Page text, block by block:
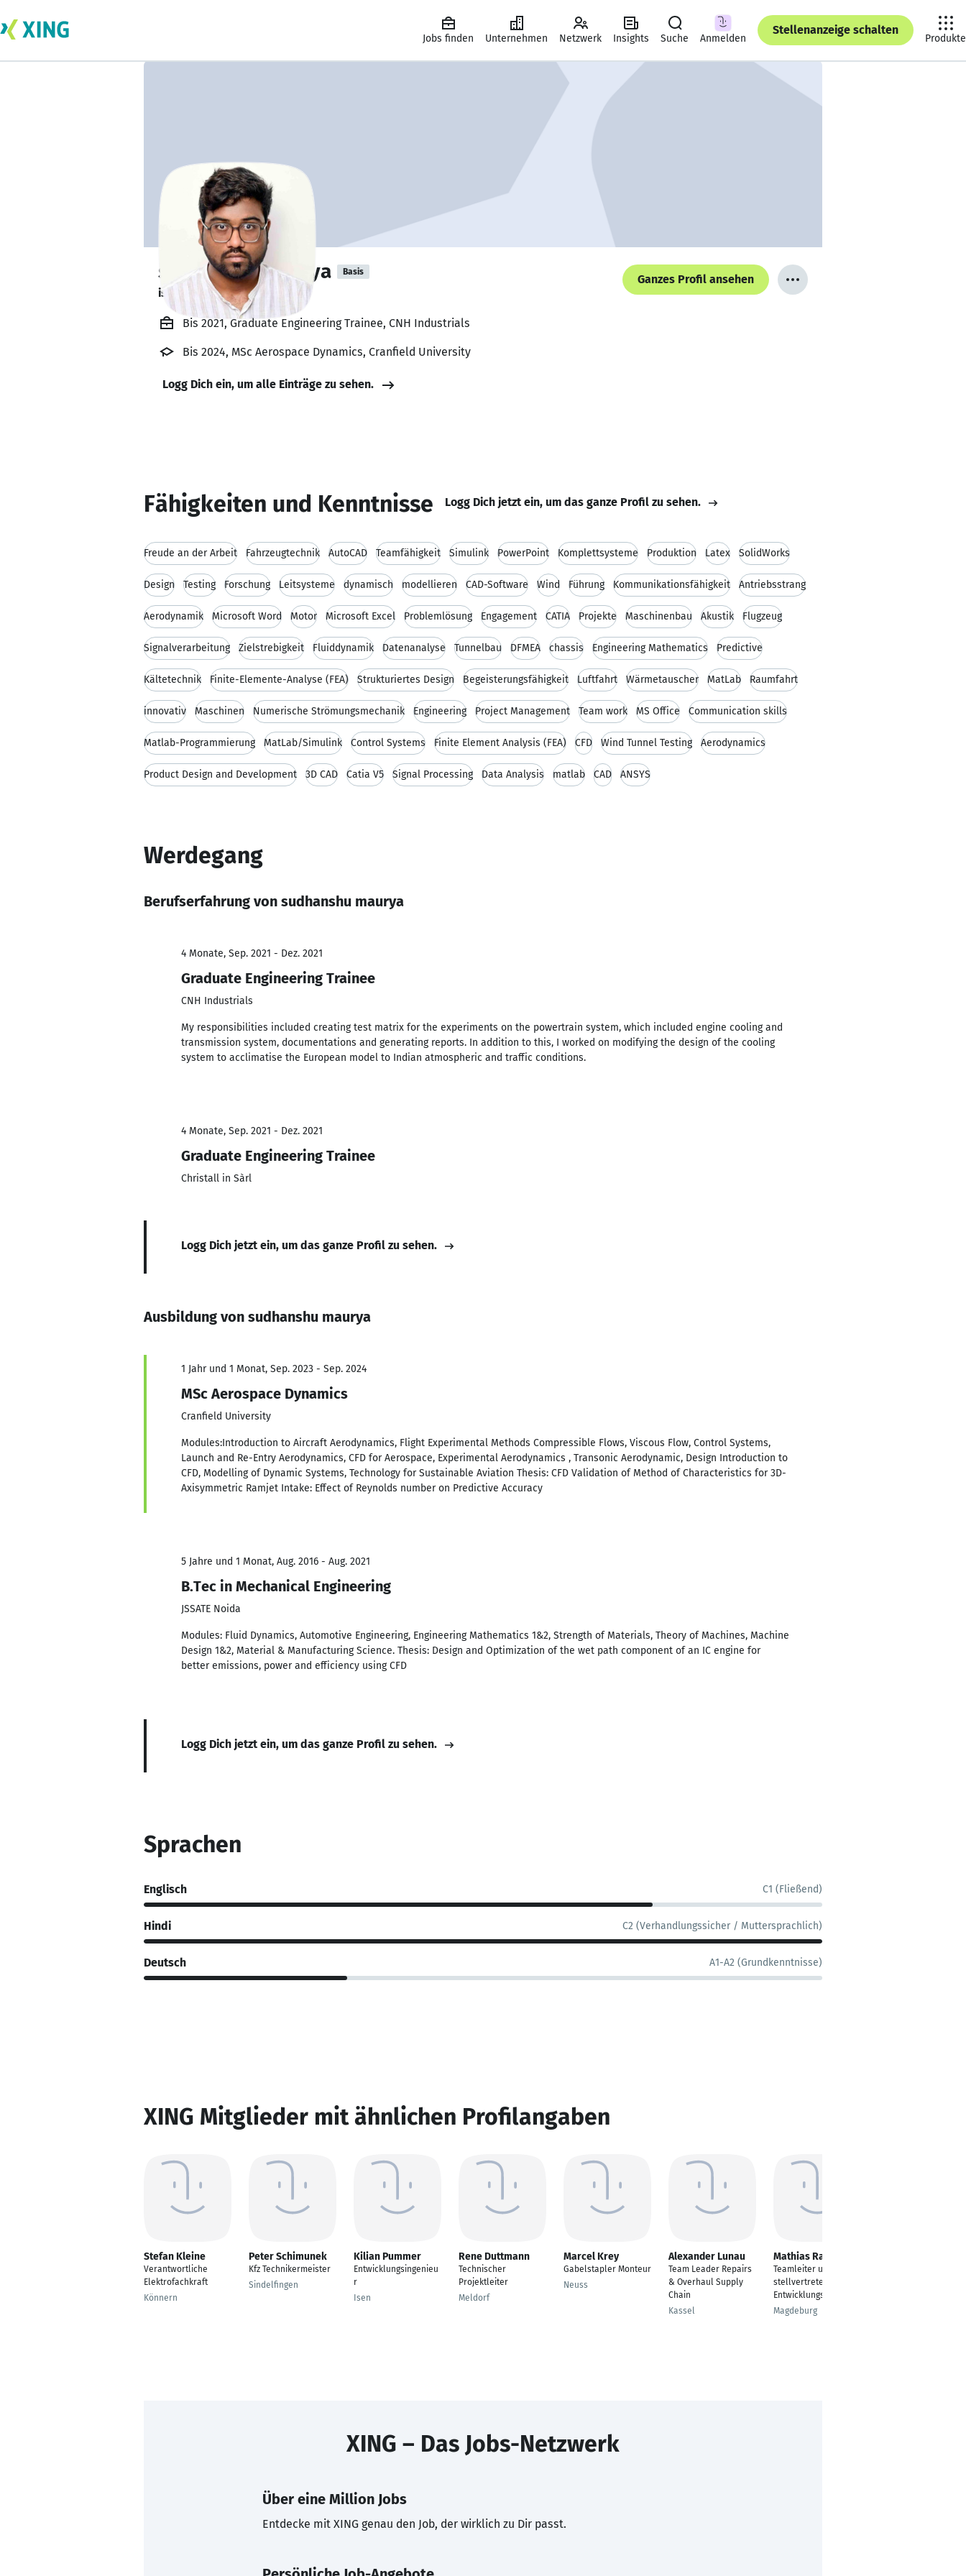
Jobs finden Unternehmen Netzwerk Insights Suche Anmelden
Stellenanzeige schalten
Produkte
sudhanshu maurya Basis
is about to graduate. 🎓
Ganzes Profil ansehen
Bis 2021, Graduate Engineering Trainee, CNH Industrials
Bis 2024, MSc Aerospace Dynamics, Cranfield University
Logg Dich ein, um alle Einträge zu sehen.
Fähigkeiten und Kenntnisse Logg Dich jetzt ein, um das ganze Profil zu sehen.
Freude an der Arbeit Fahrzeugtechnik AutoCAD Teamfähigkeit Simulink PowerPoint Komplettsysteme Produktion Latex SolidWorks
Design Testing Forschung Leitsysteme dynamisch modellieren CAD-Software Wind Führung Kommunikationsfähigkeit Antriebsstrang
Aerodynamik Microsoft Word Motor Microsoft Excel Problemlösung Engagement CATIA Projekte Maschinenbau Akustik Flugzeug
Signalverarbeitung Zielstrebigkeit Fluiddynamik Datenanalyse Tunnelbau DFMEA chassis Engineering Mathematics Predictive
Kältetechnik Finite-Elemente-Analyse (FEA) Strukturiertes Design Begeisterungsfähigkeit Luftfahrt Wärmetauscher MatLab Raumfahrt
innovativ Maschinen Numerische Strömungsmechanik Engineering Project Management Team work MS Office Communication skills
Matlab-Programmierung MatLab/Simulink Control Systems Finite Element Analysis (FEA) CFD Wind Tunnel Testing Aerodynamics
Product Design and Development 3D CAD Catia V5 Signal Processing Data Analysis matlab CAD ANSYS
Werdegang
Berufserfahrung von sudhanshu maurya
4 Monate, Sep. 2021 - Dez. 2021
Graduate Engineering Trainee
CNH Industrials
My responsibilities included creating test matrix for the experiments on the powertrain system, which included engine cooling and
transmission system, documentations and generating reports. In addition to this, I worked on modifying the design of the cooling
system to acclimatise the European model to Indian atmospheric and traffic conditions.
4 Monate, Sep. 2021 - Dez. 2021
Graduate Engineering Trainee
Christall in Sàrl
Logg Dich jetzt ein, um das ganze Profil zu sehen.
Ausbildung von sudhanshu maurya
1 Jahr und 1 Monat, Sep. 2023 - Sep. 2024
MSc Aerospace Dynamics
Cranfield University
Modules:Introduction to Aircraft Aerodynamics, Flight Experimental Methods Compressible Flows, Viscous Flow, Control Systems,
Launch and Re-Entry Aerodynamics, CFD for Aerospace, Experimental Aerodynamics , Transonic Aerodynamic, Design Introduction to
CFD, Modelling of Dynamic Systems, Technology for Sustainable Aviation Thesis: CFD Validation of Method of Characteristics for 3D-
Axisymmetric Ramjet Intake: Effect of Reynolds number on Predictive Accuracy
5 Jahre und 1 Monat, Aug. 2016 - Aug. 2021
B.Tec in Mechanical Engineering
JSSATE Noida
Modules: Fluid Dynamics, Automotive Engineering, Engineering Mathematics 1&2, Strength of Materials, Theory of Machines, Machine
Design 1&2, Material & Manufacturing Science. Thesis: Design and Optimization of the wet path component of an IC engine for
better emissions, power and efficiency using CFD
Logg Dich jetzt ein, um das ganze Profil zu sehen.
Sprachen
Englisch C1 (Fließend)
Hindi C2 (Verhandlungssicher / Muttersprachlich)
Deutsch A1-A2 (Grundkenntnisse)
XING Mitglieder mit ähnlichen Profilangaben
Stefan Kleine
Verantwortliche
Elektrofachkraft
Könnern
Peter Schimunek
Kfz Technikermeister
Sindelfingen
Kilian Pummer
Entwicklungsingenieu
r
Isen
Rene Duttmann
Technischer
Projektleiter
Meldorf
Marcel Krey
Gabelstapler Monteur
Neuss
Alexander Lunau
Team Leader Repairs
& Overhaul Supply
Chain
Kassel
Mathias Rau
Teamleiter und
stellvertretender
Entwicklungsleiter
Magdeburg
XING – Das Jobs-Netzwerk
Über eine Million Jobs
Entdecke mit XING genau den Job, der wirklich zu Dir passt.